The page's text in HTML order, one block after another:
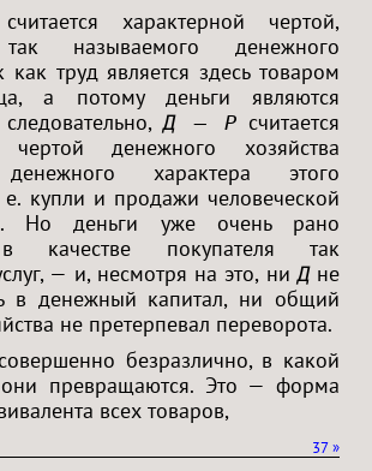
характерной чертой,
называемого денежного
как труд является здесь товаром
а потому деньги являются
Д — Рсчитается
чертой денежного хозяйства
денежного характера этого
е. купли и продажи человеческой
Но деньги уже очень рано
качестве покупателя так
— и, несмотря на это, ниДне
в денежный капитал, ни общий
не претерпевал переворота.
безразлично, в какой
превращаются. Это — форма
всех товаров,
»
37